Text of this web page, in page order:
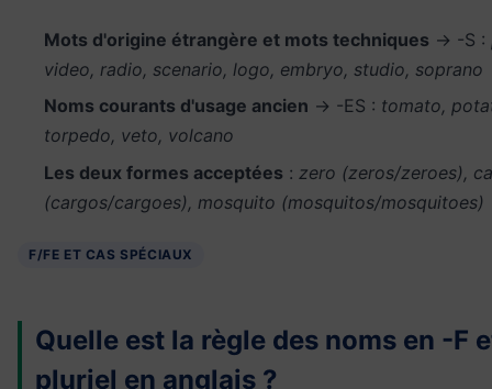
Mots d'origine étrangère et mots techniques → -S :
video, radio, scenario, logo, embryo, studio, soprano
Noms courants d'usage ancien → -ES : tomato,
torpedo, veto, volcano
Les deux formes acceptées : zero (zeros/zeroes),
(cargos/cargoes), mosquito (mosquitos/mosquitoes)
F/FE ET CAS SPÉCIAUX
Quelle est la règle des noms en -F
pluriel en anglais ?